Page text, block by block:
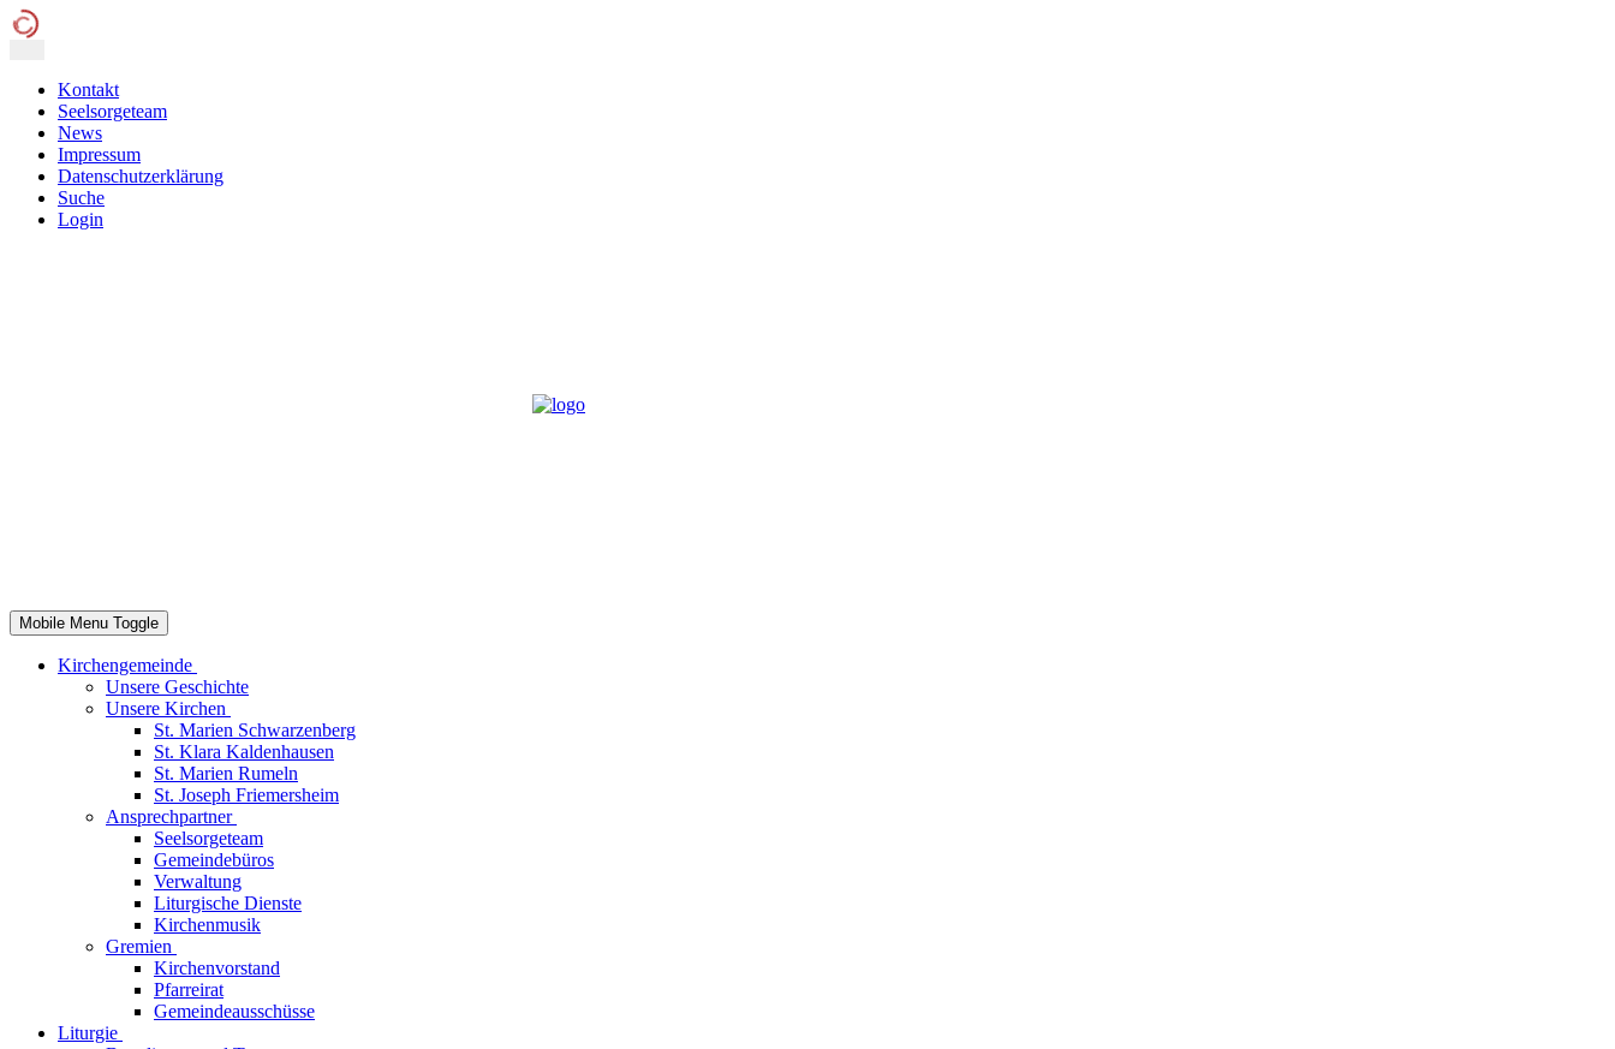
Kontakt
Seelsorgeteam
News
Impressum
Datenschutzerklärung
Suche
Login
Mobile Menu Toggle
Kirchengemeinde
Unsere Geschichte
Unsere Kirchen
St. Marien Schwarzenberg
St. Klara Kaldenhausen
St. Marien Rumeln
St. Joseph Friemersheim
Ansprechpartner
Seelsorgeteam
Gemeindebüros
Verwaltung
Liturgische Dienste
Kirchenmusik
Gremien
Kirchenvorstand
Pfarreirat
Gemeindeausschüsse
Liturgie